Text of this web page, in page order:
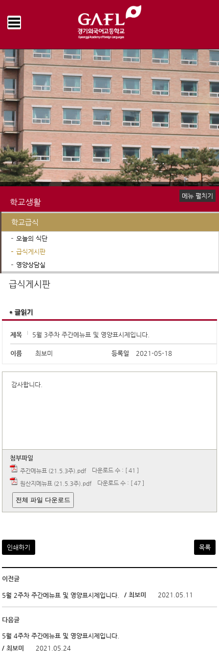
학교생활
신입생 안내
학교급식
오늘의 식단
급식게시판
영양상담실
행정서비스
학교운영위원회
메뉴 펼치기
급식게시판
제목 5월 3주차 주간메뉴표 및 영양표시제입니다.
이름 최보미 등록일 2021-05-18
감사합니다.
첨부파일
주간메뉴표 (21.5.3주).pdf 다운로드 수 : [ 41 ]
원산지메뉴표 (21.5.3주).pdf 다운로드 수 : [ 47 ]
전체 파일 다운로드
인쇄하기 목록
이전글
5월 2주차 주간메뉴표 및 영양표시제입니다. / 최보미 2021.05.11
다음글
5월 4주차 주간메뉴표 및 영양표시제입니다.
/ 최보미
2021.05.24